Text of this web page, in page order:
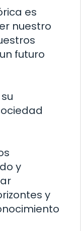
es
nuestro
futuro
y
y